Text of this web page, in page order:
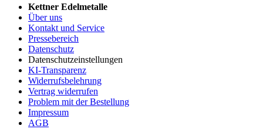
Kettner Edelmetalle
Über uns
Kontakt und Service
Pressebereich
Datenschutz
Datenschutzeinstellungen
KI-Transparenz
Widerrufsbelehrung
Vertrag widerrufen
Problem mit der Bestellung
Impressum
AGB